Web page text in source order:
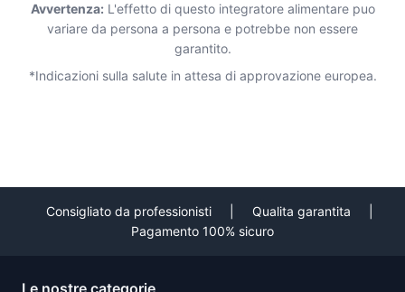
Avvertenza: L'effetto di questo integratore alimentare puo
variare da persona a persona e potrebbe non essere
garantito.
*Indicazioni sulla salute in attesa di approvazione europea.
Consigliato da professionisti Qualita garantita
Pagamento 100% sicuro
Le nostre categorie